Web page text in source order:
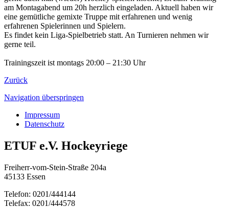
am Montagabend um 20h herzlich eingeladen. Aktuell haben wir
eine gemütliche gemixte Truppe mit erfahrenen und wenig
erfahrenen Spielerinnen und Spielern.
Es findet kein Liga-Spielbetrieb statt. An Turnieren nehmen wir
gerne teil.
Trainingszeit ist montags 20:00 – 21:30 Uhr
Zurück
Navigation überspringen
Impressum
Datenschutz
ETUF e.V. Hockeyriege
Freiherr-vom-Stein-Straße 204a
45133 Essen
Telefon: 0201/444144
Telefax: 0201/444578